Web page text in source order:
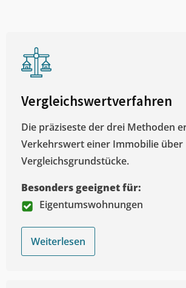
Vergleichswertverfahren
Die präziseste der drei Methoden
Verkehrswert einer Immobilie über
Vergleichsgrundstücke.
Besonders geeignet für:
Eigentumswohnungen
Weiterlesen